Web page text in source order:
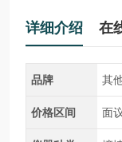
详细介绍 在
品牌 其
价格区间 面